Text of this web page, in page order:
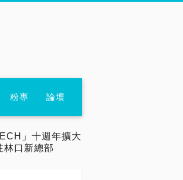
粉專 論壇
」十週年擴大
林口新總部